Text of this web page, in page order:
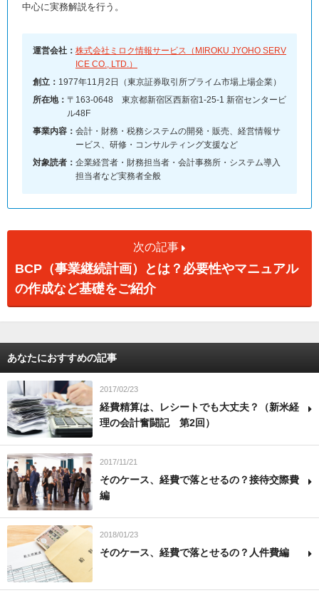
中心に実務解説を行う。
運営会社： 株式会社ミロク情報サービス（MIROKU JYOHO SERV
ICE CO., LTD.）
創立： 1977年11月2日（東京証券取引所プライム市場上場企業）
所在地： 〒163-0648 東京都新宿区西新宿1-25-1 新宿センタービ
ル48F
事業内容： 会計・財務・税務システムの開発・販売、経営情報サ
ービス、研修・コンサルティング支援など
対象読者： 企業経営者・財務担当者・会計事務所・システム導入
担当者など実務者全般
次の記事
BCP（事業継続計画）とは？必要性やマニュアル
の作成など基礎をご紹介
あなたにおすすめの記事
2017/02/23
経費精算は、レシートでも大丈夫？（新米経
理の会計奮闘記 第2回）
2017/11/21
そのケース、経費で落とせるの？接待交際費
編
2018/01/23
そのケース、経費で落とせるの？人件費編